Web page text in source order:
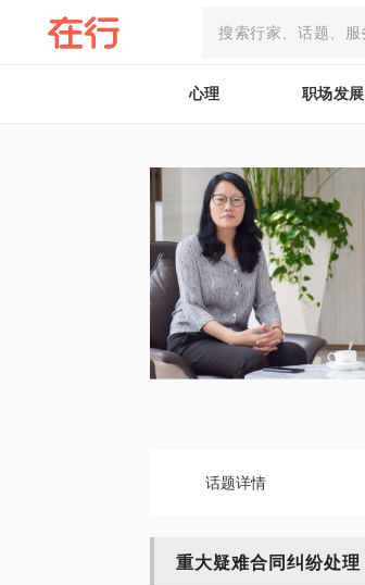
心理 职场发展
话题详情
重大疑难合同纠纷处理